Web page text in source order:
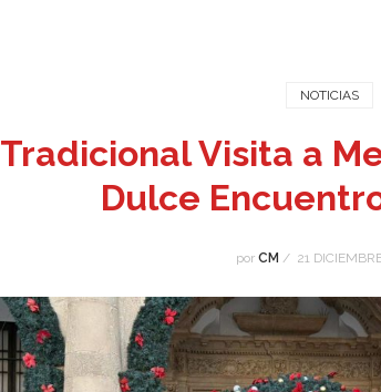
NOTICIAS
Tradicional Visita a
Dulce
por CM / 21